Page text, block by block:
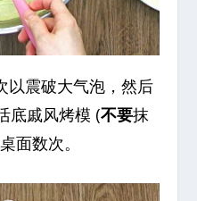
以震破大气泡，然后
底戚风烤模 (不要抹
面数次。